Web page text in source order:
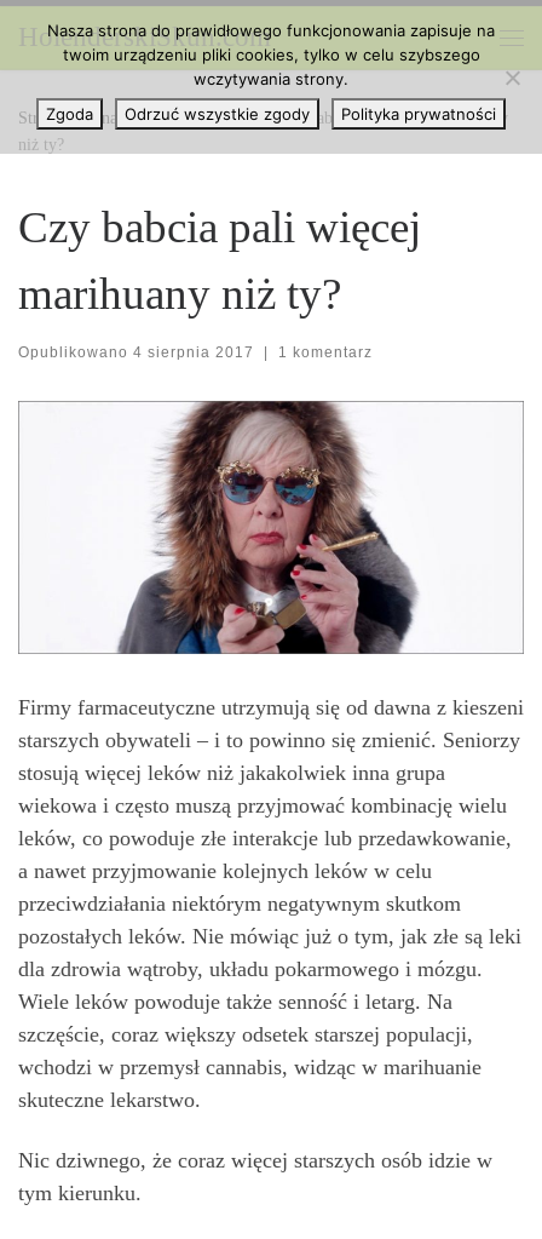
Przejdź do treści
HolenderskiSkun.com
Strona główna » Ciekawe Artykuły » Czy babcia pali więcej marihuany
niż ty?
Czy babcia pali więcej
marihuany niż ty?
Opublikowano 4 sierpnia 2017 | 1 komentarz
Firmy farmaceutyczne utrzymują się od dawna z kieszeni
starszych obywateli – i to powinno się zmienić. Seniorzy
stosują więcej leków niż jakakolwiek inna grupa
wiekowa i często muszą przyjmować kombinację wielu
leków, co powoduje złe interakcje lub przedawkowanie,
a nawet przyjmowanie kolejnych leków w celu
przeciwdziałania niektórym negatywnym skutkom
pozostałych leków. Nie mówiąc już o tym, jak złe są leki
dla zdrowia wątroby, układu pokarmowego i mózgu.
Wiele leków powoduje także senność i letarg. Na
szczęście, coraz większy odsetek starszej populacji,
wchodzi w przemysł cannabis, widząc w marihuanie
skuteczne lekarstwo.
Nic dziwnego, że coraz więcej starszych osób idzie w
tym kierunku.
Nasza strona do prawidłowego funkcjonowania zapisuje na
twoim urządzeniu pliki cookies, tylko w celu szybszego
wczytywania strony.
Zgoda
Odrzuć wszystkie zgody Polityka prywatności